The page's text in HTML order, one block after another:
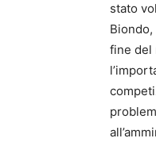
stato
fine del